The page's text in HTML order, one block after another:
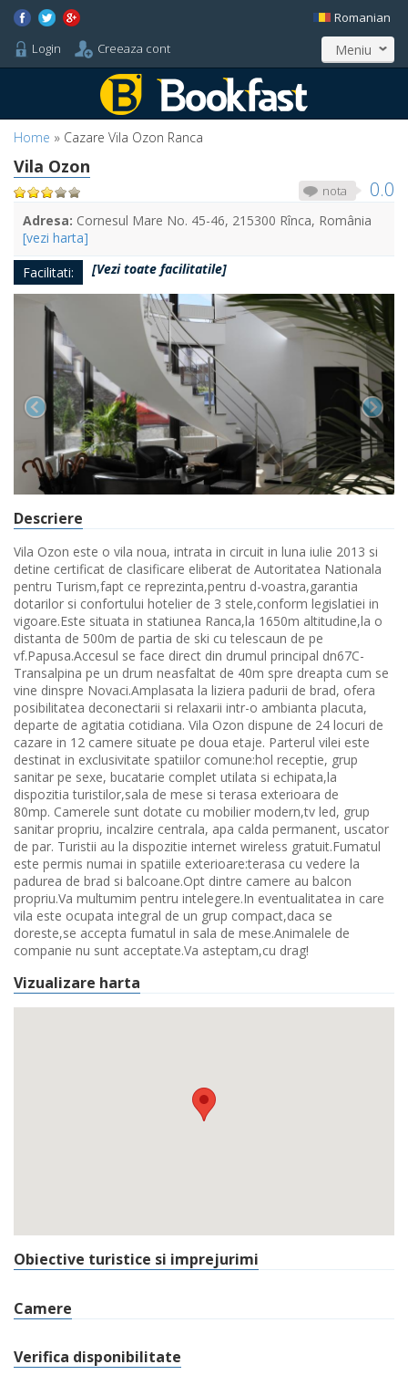
Login Creeaza cont
Romanian
Meniu
Home » Cazare Vila Ozon Ranca
Vila Ozon
nota 0.0
Adresa: Cornesul Mare No. 45-46, 215300 Rînca, România
[vezi harta]
Facilitati:
[Vezi toate facilitatile]
Descriere
Vila Ozon este o vila noua, intrata in circuit in luna iulie 2013 si
detine certificat de clasificare eliberat de Autoritatea Nationala
pentru Turism,fapt ce reprezinta,pentru d-voastra,garantia
dotarilor si confortului hotelier de 3 stele,conform legislatiei in
vigoare.Este situata in statiunea Ranca,la 1650m altitudine,la o
distanta de 500m de partia de ski cu telescaun de pe
vf.Papusa.Accesul se face direct din drumul principal dn67C-
Transalpina pe un drum neasfaltat de 40m spre dreapta cum se
vine dinspre Novaci.Amplasata la liziera padurii de brad, ofera
posibilitatea deconectarii si relaxarii intr-o ambianta placuta,
departe de agitatia cotidiana. Vila Ozon dispune de 24 locuri de
cazare in 12 camere situate pe doua etaje. Parterul vilei este
destinat in exclusivitate spatiilor comune:hol receptie, grup
sanitar pe sexe, bucatarie complet utilata si echipata,la
dispozitia turistilor,sala de mese si terasa exterioara de
80mp. Camerele sunt dotate cu mobilier modern,tv led, grup
sanitar propriu, incalzire centrala, apa calda permanent, uscator
de par. Turistii au la dispozitie internet wireless gratuit.Fumatul
este permis numai in spatiile exterioare:terasa cu vedere la
padurea de brad si balcoane.Opt dintre camere au balcon
propriu.Va multumim pentru intelegere.In eventualitatea in care
vila este ocupata integral de un grup compact,daca se
doreste,se accepta fumatul in sala de mese.Animalele de
companie nu sunt acceptate.Va asteptam,cu drag!
Vizualizare harta
Obiective turistice si imprejurimi
Camere
Verifica disponibilitate